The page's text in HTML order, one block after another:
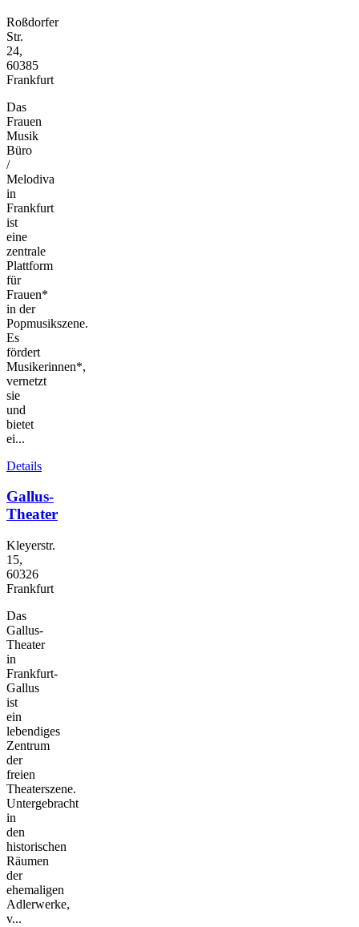
Roßdorfer
Str.
24,
60385
Frankfurt
Das
Frauen
Musik
Büro
/
Melodiva
in
Frankfurt
ist
eine
zentrale
Plattform
für
Frauen*
in der
Popmusikszene.
Es
fördert
Musikerinnen*,
vernetzt
sie
und
bietet
ei...
Details
Gallus-
Theater
Kleyerstr.
15,
60326
Frankfurt
Das
Gallus-
Theater
in
Frankfurt-
Gallus
ist
ein
lebendiges
Zentrum
der
freien
Theaterszene.
Untergebracht
in
den
historischen
Räumen
der
ehemaligen
Adlerwerke,
v...